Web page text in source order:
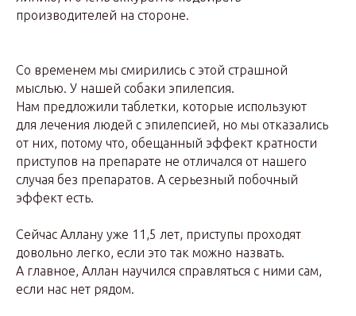
производителей на стороне.
Со временем мы смирились с этой страшной
мыслью. У нашей собаки эпилепсия.
Нам предложили таблетки, которые используют
для лечения людей с эпилепсией, но мы отказались
от них, потому что, обещанный эффект кратности
приступов на препарате не отличался от нашего
случая без препаратов. А серьезный побочный
эффект есть.
Сейчас Аллану уже 11,5 лет, приступы проходят
довольно легко, если это так можно назвать.
А главное, Аллан научился справляться с ними сам,
если нас нет рядом.